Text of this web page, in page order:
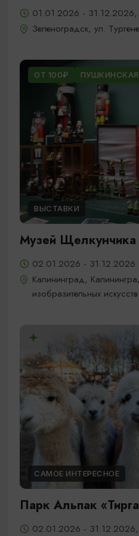
01.01.2026 -
Зеленоградск, ул.
ОТ 100₽ ПУШКИНСКАЯ
ВЫСТАВКИ
Музей Щелкунчика
02.01.2026 - 31.12.2026
Калининград,
изобразительных искусств
САМОЕ ИНТЕРЕСНОЕ
Парк Альпак
02.01.2026 -